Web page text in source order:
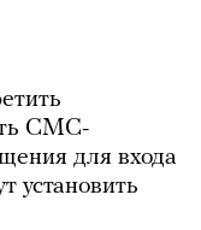
СМС-
для входа
установить